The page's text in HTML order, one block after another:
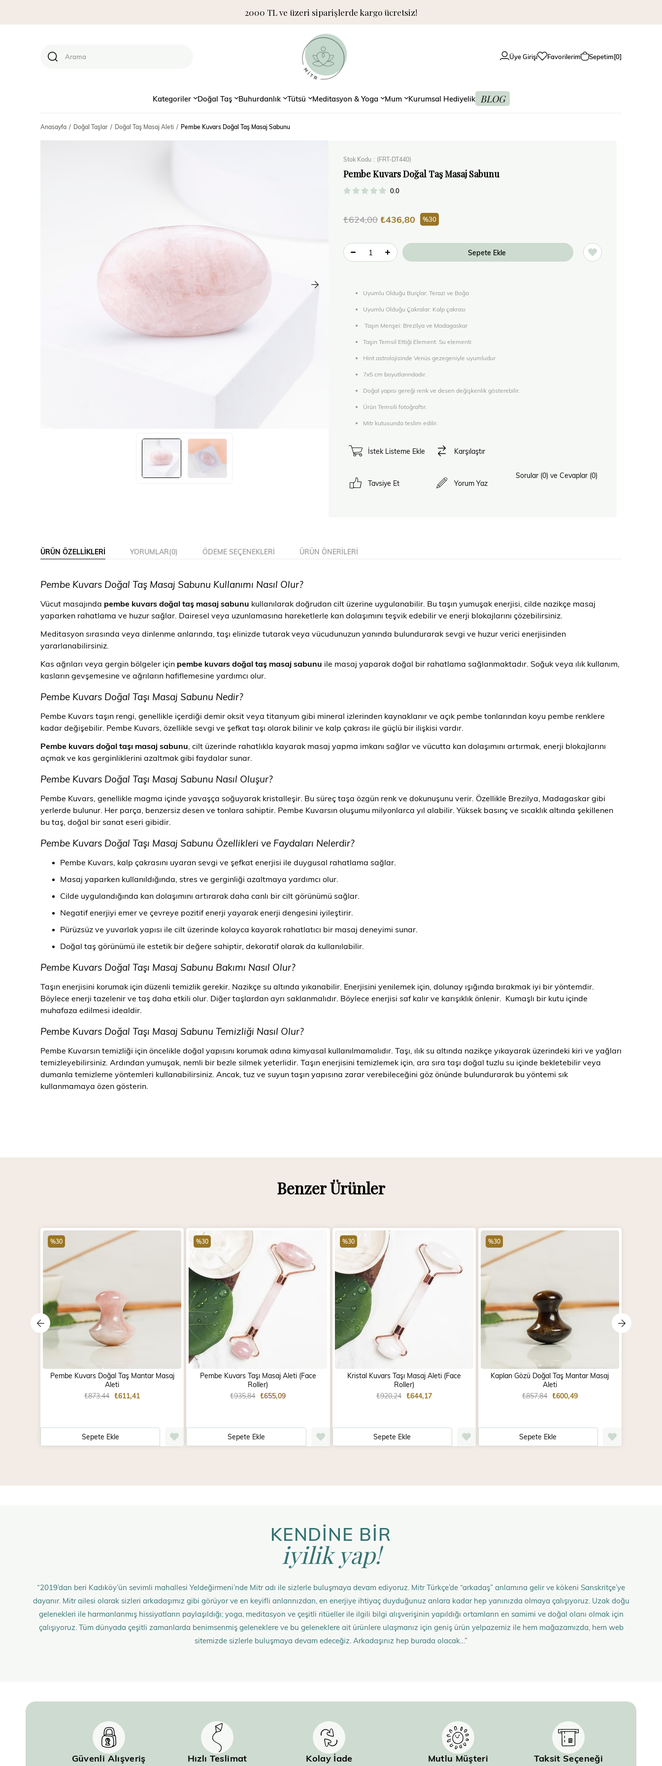
2000 TL ve üzeri siparişlerde kargo ücretsiz!
Üye Girişi Favorilerim Sepetim 0
Kategoriler Doğal Taş Buhurdanlık Tütsü Meditasyon & Yoga Mum Kurumsal Hediyelik BLOG
Anasayfa Doğal Taşlar Doğal Taş Masaj Aleti Pembe Kuvars Doğal Taş Masaj Sabunu
Stok Kodu (FRT-DT440)
Pembe Kuvars Doğal Taş Masaj Sabunu
0.0
₺624,00 ₺436,80 30
Uyumlu Olduğu Burçlar: Terazi ve Boğa
Uyumlu Olduğu Çakralar: Kalp çakrası
Taşın Menşei: Brezilya ve Madagaskar
Taşın Temsil Ettiği Element: Su elementi
Hint astrolojisinde Venüs gezegeniyle uyumludur
7x5 cm boyutlarındadır.
Doğal yapısı gereği renk ve desen değişkenlik gösterebilir.
Ürün Temsili fotoğraftır.
Mitr kutusunda teslim edilir.
İstek Listeme Ekle Karşılaştır
Tavsiye Et Yorum Yaz
Sorular (0) ve Cevaplar (0)
ÜRÜN ÖZELLIKLERI YORUMLAR(0) ÖDEME SEÇENEKLERI ÜRÜN ÖNERILERI
Pembe Kuvars Doğal Taş Masaj Sabunu Kullanımı Nasıl Olur?
Vücut masajında pembe kuvars doğal taş masaj sabunu kullanılarak doğrudan cilt üzerine uygulanabilir. Bu taşın yumuşak enerjisi, cilde nazikçe masaj
yaparken rahatlama ve huzur sağlar. Dairesel veya uzunlamasına hareketlerle kan dolaşımını teşvik edebilir ve enerji blokajlarını çözebilirsiniz.
Meditasyon sırasında veya dinlenme anlarında, taşı elinizde tutarak veya vücudunuzun yanında bulundurarak sevgi ve huzur verici enerjisinden
yararlanabilirsiniz.
Kas ağrıları veya gergin bölgeler için pembe kuvars doğal taş masaj sabunu ile masaj yaparak doğal bir rahatlama sağlanmaktadır. Soğuk veya ılık kullanım,
kasların gevşemesine ve ağrıların hafiflemesine yardımcı olur.
Pembe Kuvars Doğal Taşı Masaj Sabunu Nedir?
Pembe Kuvars taşın rengi, genellikle içerdiği demir oksit veya titanyum gibi mineral izlerinden kaynaklanır ve açık pembe tonlarından koyu pembe renklere
kadar değişebilir. Pembe Kuvars, özellikle sevgi ve şefkat taşı olarak bilinir ve kalp çakrası ile güçlü bir ilişkisi vardır.
Pembe kuvars doğal taşı masaj sabunu , cilt üzerinde rahatlıkla kayarak masaj yapma imkanı sağlar ve vücutta kan dolaşımını artırmak, enerji blokajlarını
açmak ve kas gerginliklerini azaltmak gibi faydalar sunar.
Pembe Kuvars Doğal Taşı Masaj Sabunu Nasıl Oluşur?
Pembe Kuvars, genellikle magma içinde yavaşça soğuyarak kristalleşir. Bu süreç taşa özgün renk ve dokunuşunu verir. Özellikle Brezilya, Madagaskar gibi
yerlerde bulunur. Her parça, benzersiz desen ve tonlara sahiptir. Pembe Kuvarsın oluşumu milyonlarca yıl alabilir. Yüksek basınç ve sıcaklık altında şekillenen
bu taş, doğal bir sanat eseri gibidir.
Pembe Kuvars Doğal Taşı Masaj Sabunu Özellikleri ve Faydaları Nelerdir?
Pembe Kuvars, kalp çakrasını uyaran sevgi ve şefkat enerjisi ile duygusal rahatlama sağlar.
Masaj yaparken kullanıldığında, stres ve gerginliği azaltmaya yardımcı olur.
Cilde uygulandığında kan dolaşımını artırarak daha canlı bir cilt görünümü sağlar.
Negatif enerjiyi emer ve çevreye pozitif enerji yayarak enerji dengesini iyileştirir.
Pürüzsüz ve yuvarlak yapısı ile cilt üzerinde kolayca kayarak rahatlatıcı bir masaj deneyimi sunar.
Doğal taş görünümü ile estetik bir değere sahiptir, dekoratif olarak da kullanılabilir.
Pembe Kuvars Doğal Taşı Masaj Sabunu Bakımı Nasıl Olur?
Taşın enerjisini korumak için düzenli temizlik gerekir. Nazikçe su altında yıkanabilir. Enerjisini yenilemek için, dolunay ışığında bırakmak iyi bir yöntemdir.
Böylece enerji tazelenir ve taş daha etkili olur. Diğer taşlardan ayrı saklanmalıdır. Böylece enerjisi saf kalır ve karışıklık önlenir. Kumaşlı bir kutu içinde
muhafaza edilmesi idealdir.
Pembe Kuvars Doğal Taşı Masaj Sabunu Temizliği Nasıl Olur?
Pembe Kuvarsın temizliği için öncelikle doğal yapısını korumak adına kimyasal kullanılmamalıdır. Taşı, ılık su altında nazikçe yıkayarak üzerindeki kiri ve yağları
temizleyebilirsiniz. Ardından yumuşak, nemli bir bezle silmek yeterlidir. Taşın enerjisini temizlemek için, ara sıra taşı doğal tuzlu su içinde bekletebilir veya
dumanla temizleme yöntemleri kullanabilirsiniz. Ancak, tuz ve suyun taşın yapısına zarar verebileceğini göz önünde bulundurarak bu yöntemi sık
kullanmamaya özen gösterin.
Benzer Ürünler
Pembe Kuvars Doğal Taş Mantar Masaj
Aleti
₺611,41
₺873,44
Sepete Ekle
%30
Pembe Kuvars Taşı Masaj Aleti (Face
Roller)
₺655,09
₺935,84
Sepete Ekle
%30
Kristal Kuvars Taşı Masaj Aleti (Face
Roller)
₺644,17
₺920,24
Sepete Ekle
%30
Kaplan Gözü Doğal Taş Mantar Masaj
Aleti
₺600,49
₺857,84
Sepete Ekle
%30
KENDİNE BİR
iyilik yap!
“2019’dan beri Kadıköy’ün sevimli mahallesi Yeldeğirmeni’nde Mitr adı ile sizlerle buluşmaya devam ediyoruz. Mitr Türkçe’de “arkadaş” anlamına gelir ve kökeni Sanskritçe’ye
dayanır. Mitr ailesi olarak sizleri arkadaşımız gibi görüyor ve en keyifli anlarınızdan, en enerjiye ihtiyaç duyduğunuz anlara kadar hep yanınızda olmaya çalışıyoruz. Uzak doğu
gelenekleri ile harmanlanmış hissiyatların paylaşıldığı; yoga, meditasyon ve çeşitli ritüeller ile ilgili bilgi alışverişinin yapıldığı ortamların en samimi ve doğal olanı olmak için
çalışıyoruz. Tüm dünyada çeşitli zamanlarda benimsenmiş geleneklere ve bu geleneklere ait ürünlere ulaşmanız için geniş ürün yelpazemiz ile hem mağazamızda, hem web
sitemizde sizlerle buluşmaya devam edeceğiz. Arkadaşınız hep burada olacak…”
Güvenli Alışveriş Hızlı Teslimat Kolay İade Mutlu Müşteri Taksit Seçeneği